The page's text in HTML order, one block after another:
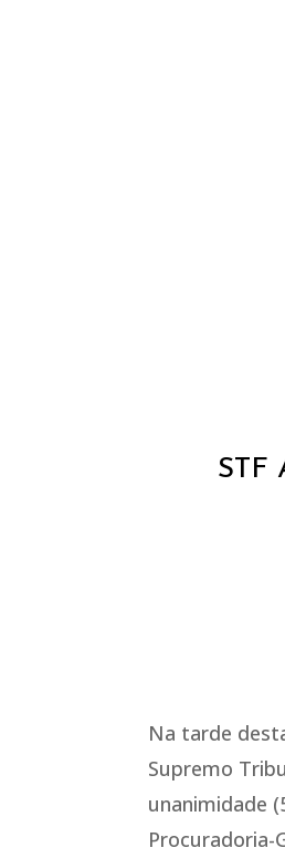
STF
Na tarde
Supremo
unanimidade
Procuradoria-